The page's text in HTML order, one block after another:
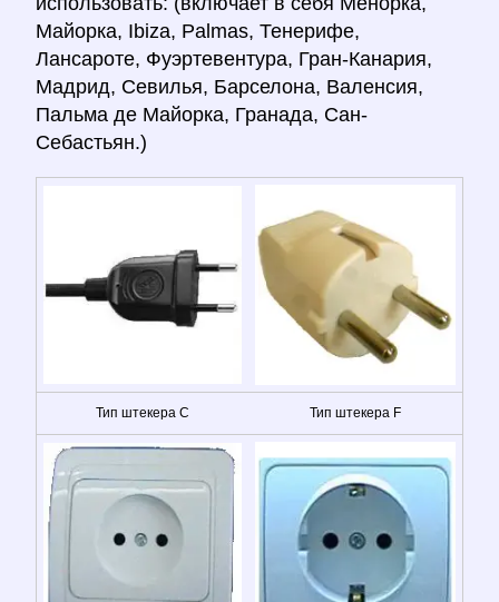
Майорка, Ibiza, Palmas, Тенерифе,
Лансароте, Фуэртевентура, Гран-Канария,
Мадрид, Севилья, Барселона, Валенсия,
Пальма де Майорка, Гранада, Сан-
Себастьян.)
Тип штекера C Тип штекера F